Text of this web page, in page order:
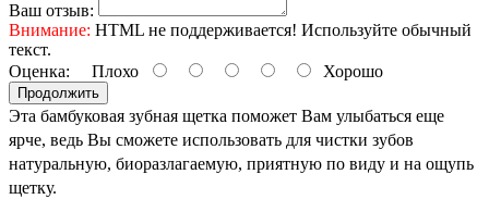
Ваш отзыв:
Внимание: HTML не поддерживается! Используйте обычный
текст.
Оценка: Плохо Хорошо
Продолжить
Эта бамбуковая зубная щетка поможет Вам улыбаться еще
ярче, ведь Вы сможете использовать для чистки зубов
натуральную, биоразлагаемую, приятную по виду и на ощупь
щетку.